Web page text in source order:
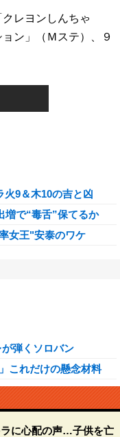
レヨンしんちゃ
ン」（Ｍステ）、９
火9＆木10の吉と凶
増で“毒舌”保てるか
女王"安泰のワケ
弾くソロバン
これだけの懸念材料
に心配の声…子供を亡